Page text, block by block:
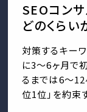
SEOコン
どのくらい
対策するキー
に3〜6ヶ月で
るまでは6〜12
位1位」を約束